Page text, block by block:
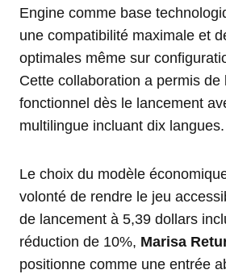
Engine comme base
une compatibilité maximale et
optimales même sur
Cette collaboration a permis de
fonctionnel dès le lancement
multilingue incluant dix langues.
Le choix du modèle
volonté de rendre le jeu
de lancement à 5,39 dollars
réduction de 10%, Marisa
positionne comme une entrée